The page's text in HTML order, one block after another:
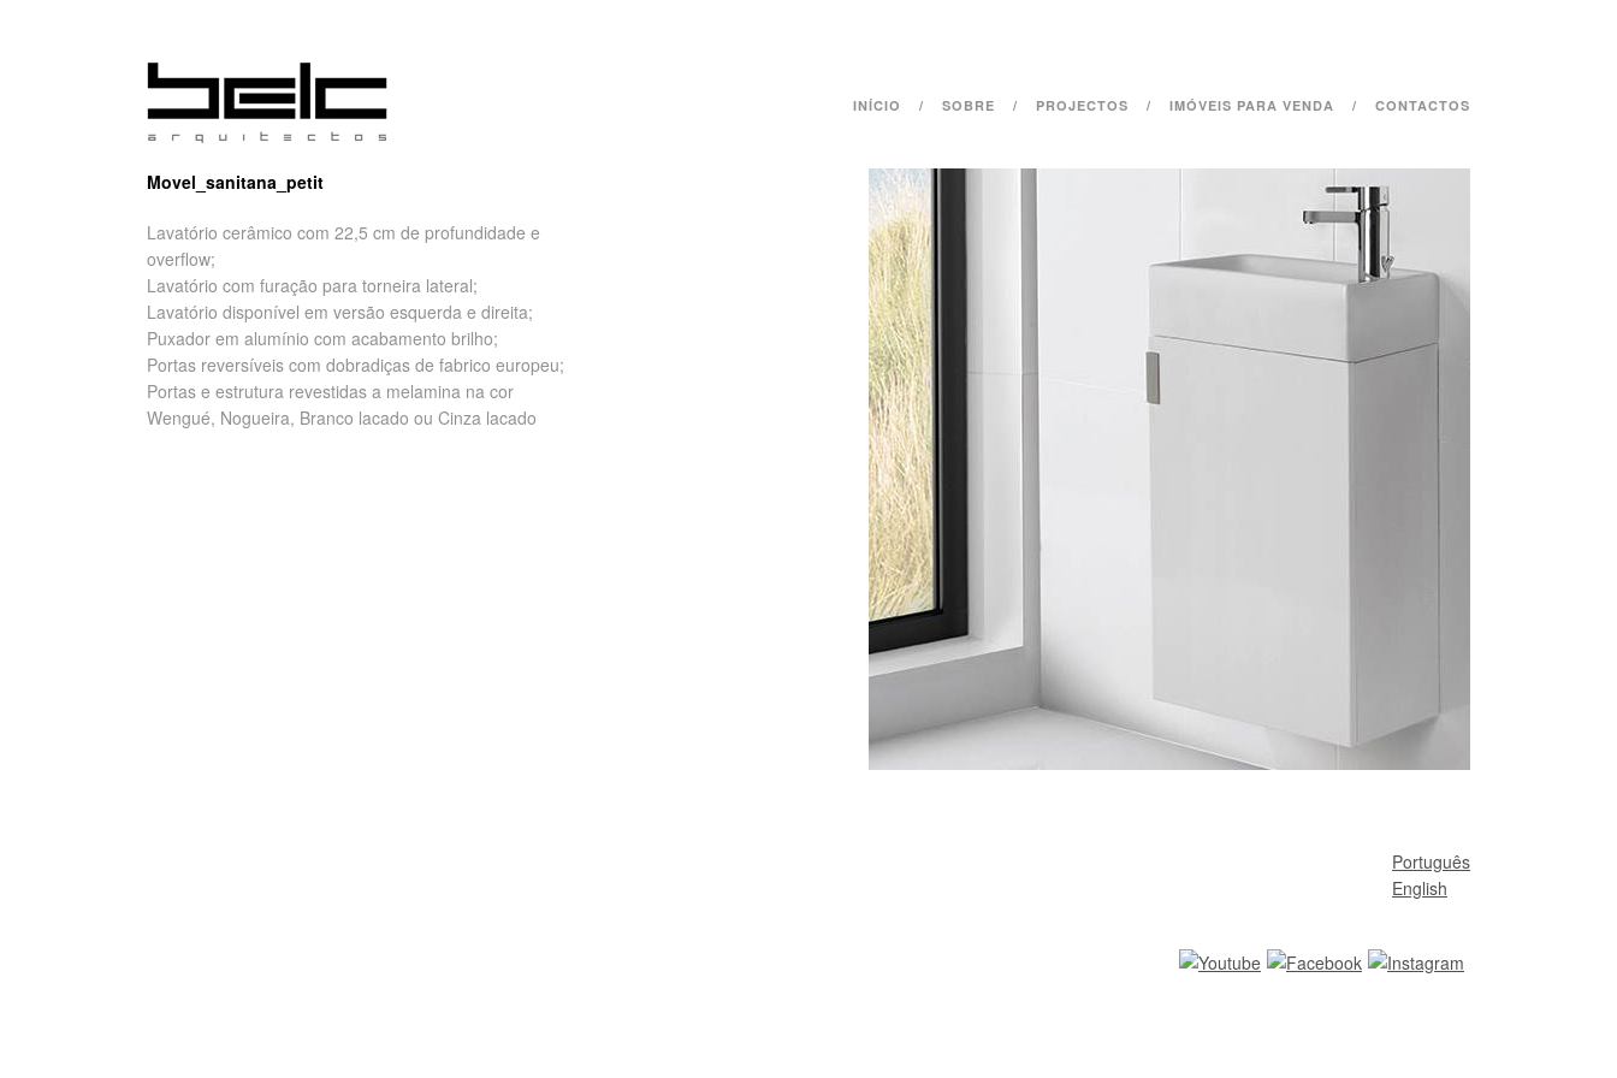
INÍCIO SOBRE PROJECTOS IMÓVEIS PARA VENDA CONTACTOS
Movel_sanitana_petit
Lavatório cerâmico com 22,5 cm de profundidade e
overflow;
Lavatório com furação para torneira lateral;
Lavatório disponível em versão esquerda e direita;
Puxador em alumínio com acabamento brilho;
Portas reversíveis com dobradiças de fabrico europeu;
Portas e estrutura revestidas a melamina na cor
Wengué, Nogueira, Branco lacado ou Cinza lacado
Português
English